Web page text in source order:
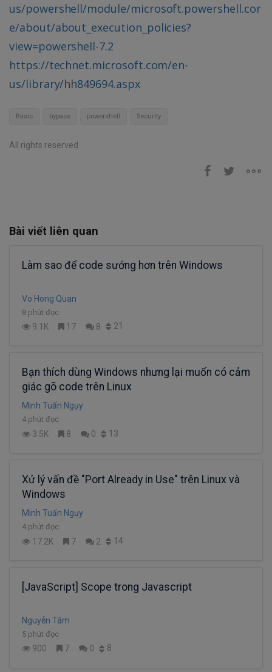
us/powershell/module/microsoft.powershell.cor
e/about/about_execution_policies?
view=powershell-7.2
https://technet.microsoft.com/en-
us/library/hh849694.aspx
Basic bypass powershell Security
All rights reserved
Bài viết liên quan
Làm sao để code sướng hơn trên Windows
Vo Hong Quan
8 phút đọc
9.1K 17 8 21
Bạn thích dùng Windows nhưng lại muốn có cảm
giác gõ code trên Linux
Minh Tuấn Ngụy
4 phút đọc
3.5K 8 0 13
Xử lý vấn đề "Port Already in Use" trên Linux và
Windows
Minh Tuấn Ngụy
4 phút đọc
17.2K 7 2 14
[JavaScript] Scope trong Javascript
Nguyễn Tâm
5 phút đọc
900 7 0 8